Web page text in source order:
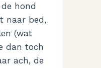
hond
naar bed,
(wat
dan toch
ach, de